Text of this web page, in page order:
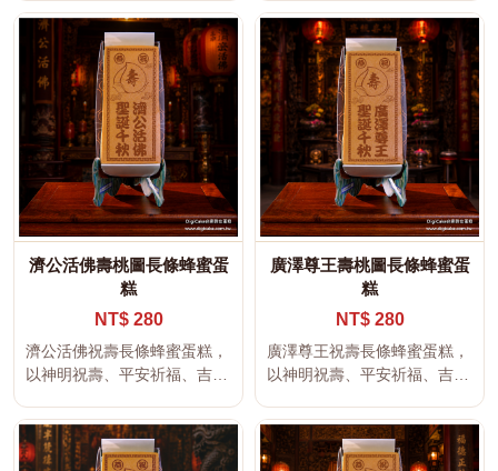
題，適...
題，適...
濟公活佛壽桃圖長條蜂蜜蛋
糕
NT$ 280
濟公活佛祝壽長條蜂蜜蛋糕，
以神明祝壽、平安祈福、吉祥
題，適...
廣澤尊王壽桃圖長條蜂蜜蛋
糕
NT$ 280
廣澤尊王祝壽長條蜂蜜蛋糕，
以神明祝壽、平安祈福、吉祥
題，適...